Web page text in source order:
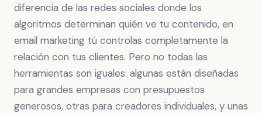
diferencia de las redes sociales donde los
algoritmos determinan quién ve tu contenido, en
email marketing tú controlas completamente la
relación con tus clientes. Pero no todas las
herramientas son iguales: algunas están diseñadas
para grandes empresas con presupuestos
generosos, otras para creadores individuales, y unas